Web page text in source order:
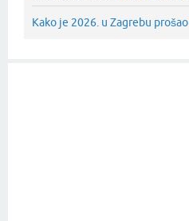
Kako je 2026. u Zagrebu